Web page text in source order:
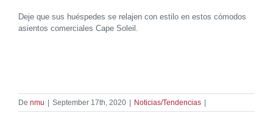
Deje que sus huéspedes se relajen con estilo en estos cómodos
asientos comerciales Cape Soleil.
De nmu | September 17th, 2020 | Noticias/Tendencias |